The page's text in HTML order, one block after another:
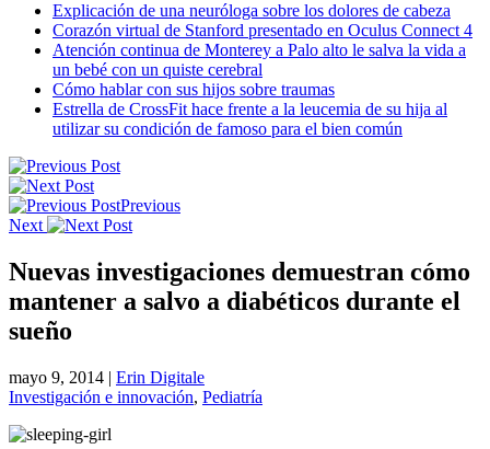
Explicación de una neuróloga sobre los dolores de cabeza
Corazón virtual de Stanford presentado en Oculus Connect 4
Atención continua de Monterey a Palo alto le salva la vida a
un bebé con un quiste cerebral
Cómo hablar con sus hijos sobre traumas
Estrella de CrossFit hace frente a la leucemia de su hija al
utilizar su condición de famoso para el bien común
Previous
Next
Nuevas investigaciones demuestran cómo
mantener a salvo a diabéticos durante el
sueño
mayo 9, 2014 | Erin Digitale
Investigación e innovación, Pediatría